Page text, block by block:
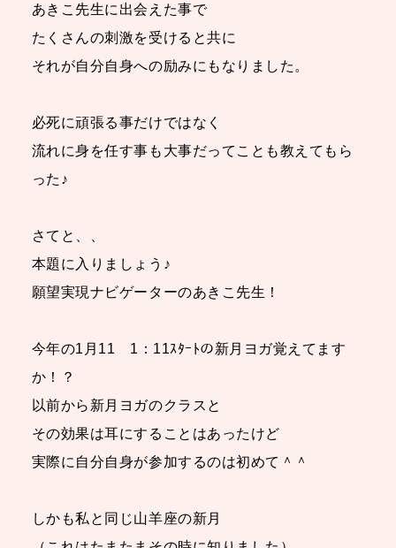
あきこ先生に出会えた事で
たくさんの刺激を受けると共に
それが自分自身への励みにもなりました。
必死に頑張る事だけではなく
流れに身を任す事も大事だってことも教えてもら
った♪
さてと、、
本題に入りましょう♪
願望実現ナビゲーターのあきこ先生！
今年の1月11 1：11ｽﾀｰﾄの新月ヨガ覚えてます
か！？
以前から新月ヨガのクラスと
その効果は耳にすることはあったけど
実際に自分自身が参加するのは初めて＾＾
しかも私と同じ山羊座の新月